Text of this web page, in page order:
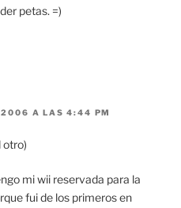
petas. =)
A LAS 4:44 PM
otro)
mi wii reservada para la
fui de los primeros en